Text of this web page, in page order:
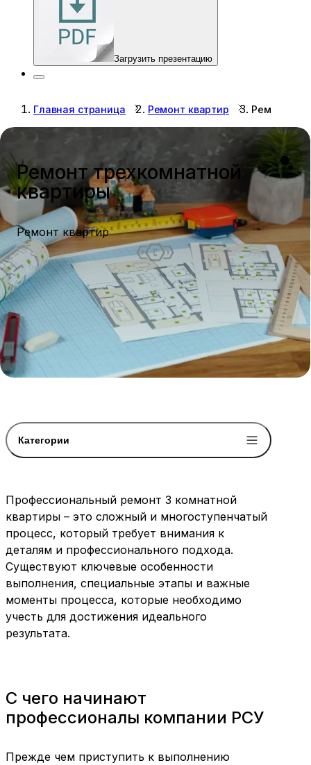
Загрузить презентацию
Главная страница Ремонт квартир Ремонт
Ремонт трехкомнатной
квартиры
Ремонт квартир
Категории
Профессиональный ремонт 3 комнатной
квартиры – это сложный и многоступенчатый
процесс, который требует внимания к
деталям и профессионального подхода.
Существуют ключевые особенности
выполнения, специальные этапы и важные
моменты процесса, которые необходимо
учесть для достижения идеального
результата.
С чего начинают
профессионалы компании РСУ
Прежде чем приступить к выполнению